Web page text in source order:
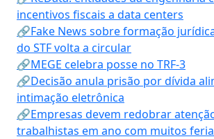
incentivos fiscais a data centers
🔗Fake News sobre formação
do STF volta a circular
🔗MEGE celebra posse no TRF-3
🔗Decisão anula prisão por dívida
intimação eletrônica
🔗Empresas devem redobrar
trabalhistas em ano com muitos